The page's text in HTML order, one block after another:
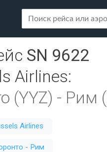
SN 9622
Airlines:
(YYZ) - Рим
Airlines
- Рим